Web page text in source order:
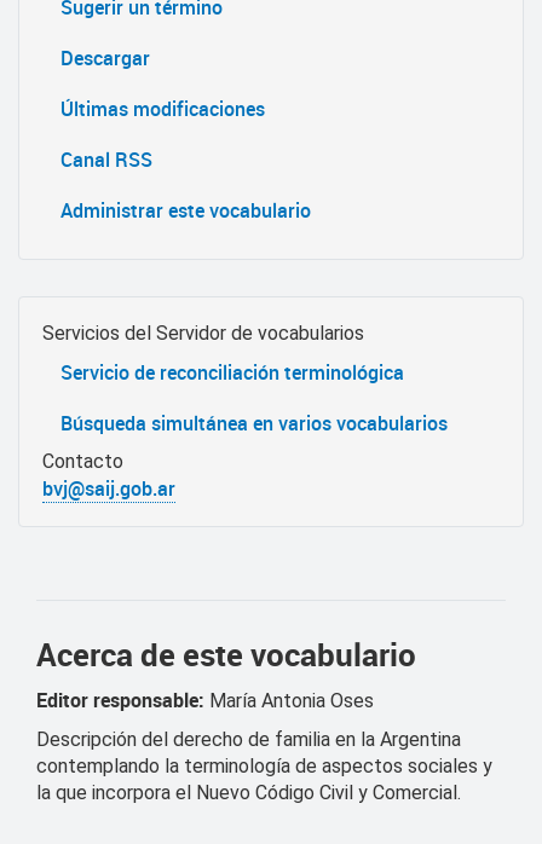
Sugerir un término
Descargar
Últimas modificaciones
Canal RSS
Administrar este vocabulario
Servicios del Servidor de vocabularios
Servicio de reconciliación terminológica
Búsqueda simultánea en varios vocabularios
Contacto
bvj@saij.gob.ar
Acerca de este vocabulario
Editor responsable: María Antonia Oses
Descripción del derecho de familia en la Argentina
contemplando la terminología de aspectos sociales y
la que incorpora el Nuevo Código Civil y Comercial.